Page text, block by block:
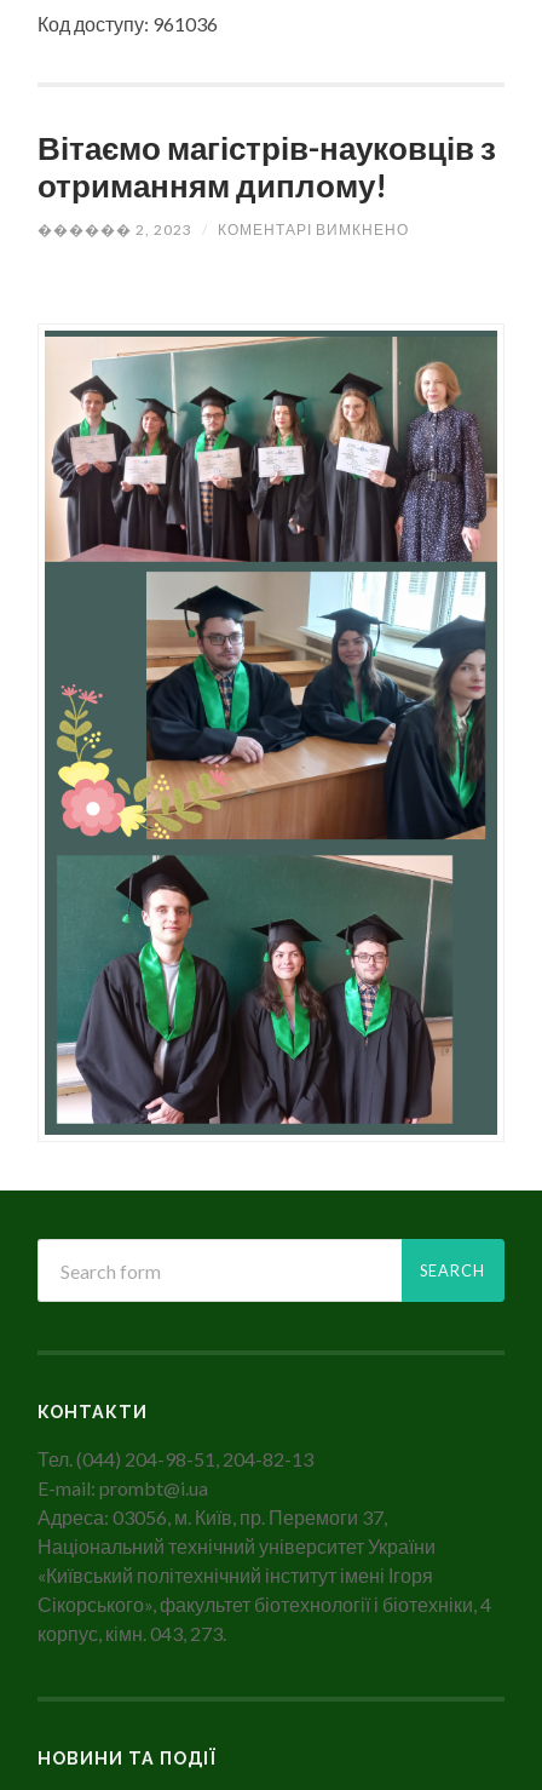
Код доступу: 961036
Вітаємо магістрів-науковців з
отриманням диплому!
������ 2, 2023 / КОМЕНТАРІ ВИМКНЕНО
ДИПЛОМУ!
КОНТАКТИ
Тел. (044) 204-98-51, 204-82-13
E-mail: prombt@i.ua
Адреса: 03056, м. Київ, пр. Перемоги 37,
Національний технічний університет України
«Київський політехнічний інститут імені Ігоря
Сікорського», факультет біотехнології і біотехніки, 4
корпус, кімн. 043, 273.
НОВИНИ ТА ПОДІЇ